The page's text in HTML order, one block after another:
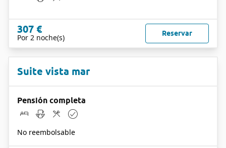
307 €
Por 2 noche(s) Reservar
Suite vista mar
Pensión completa
No reembolsable